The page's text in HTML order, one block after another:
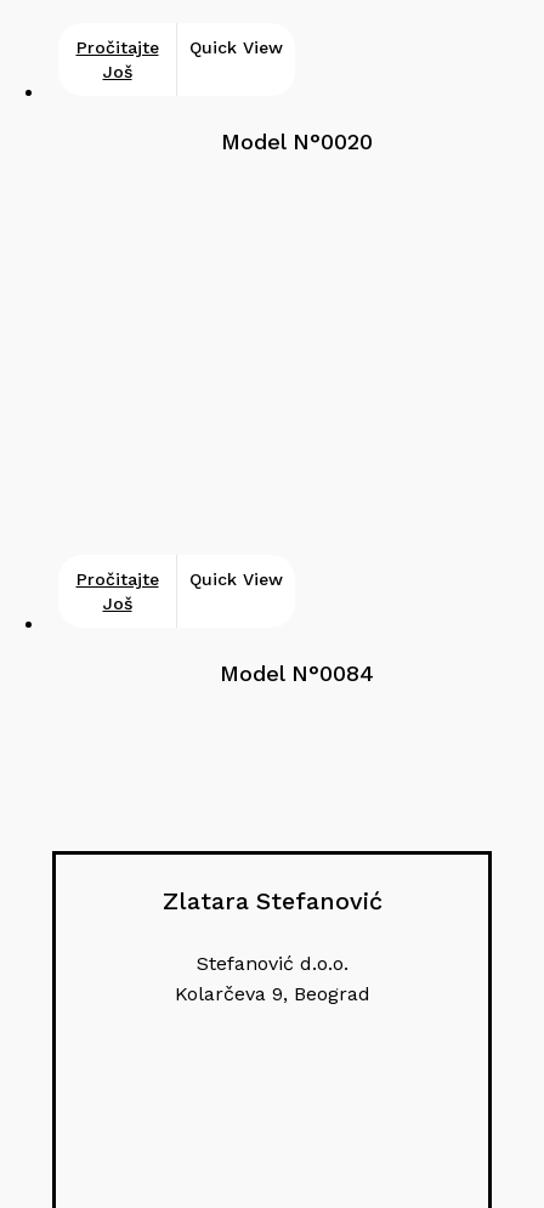
Pročitajte
Još
Quick View
Model N°0020
Pročitajte
Još
Quick View
Model N°0084
Zlatara Stefanović
Stefanović d.o.o.
Kolarčeva 9, Beograd